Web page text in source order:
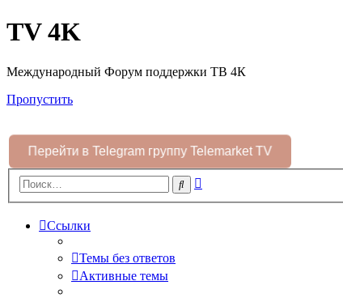
TV 4K
Международный Форум поддержки ТВ 4К
Пропустить
Перейти в Telegram группу Telemarket TV
Поиск
Ссылки
Темы без ответов
Активные темы